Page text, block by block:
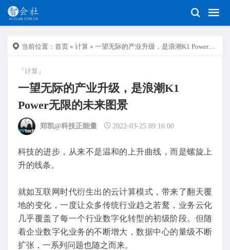
当前位置： 首页 » 计算 » 一望无际的产业升级，是浪潮K1 Power无限的未来图景
『计算』
一望无际的产业升级，是浪潮K1
Power无限的未来图景
郑凯@科技正能量 2022-03-25 09:16:00
科技的进步，从来不是温和的上升曲线，而是螺旋上
升的线条。
就如互联网时代衍生出的云计算模式，带来了翻天覆
地的变化，一度让众多传统行业趋之若鹜，业务云化
几乎覆盖了每一个行业数字化转型的初级阶段。但随
着企业数字化业务的不断增大，数据中心的量级不断
扩张，一系列问题也随之而来。